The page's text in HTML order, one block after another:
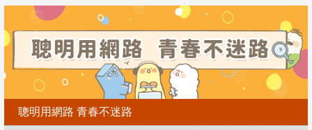
聰明用網路 青春不迷路